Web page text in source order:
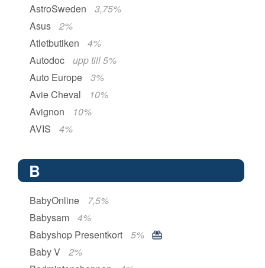
AstroSweden
3,75%
Asus
2%
Atletbutiken
4%
Autodoc
upp till 5%
Auto Europe
3%
Avie Cheval
10%
Avignon
10%
AVIS
4%
B
BabyOnline
7,5%
Babysam
4%
Babyshop Presentkort
5%
Baby V
2%